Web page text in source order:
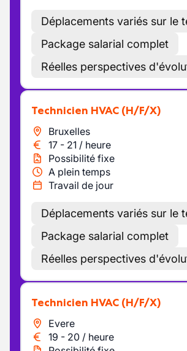
Déplacements variés sur le
Package salarial complet
Réelles perspectives
Technicien HVAC (H/F/X)
Bruxelles
17 - 21 / heure
Possibilité fixe
A plein temps
Travail de jour
Déplacements variés sur le
Package salarial complet
Réelles perspectives
Technicien HVAC (H/F/X)
Evere
19 - 20 / heure